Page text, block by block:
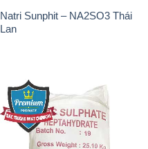
Natri Sunphit – NA2SO3 Thái
Lan